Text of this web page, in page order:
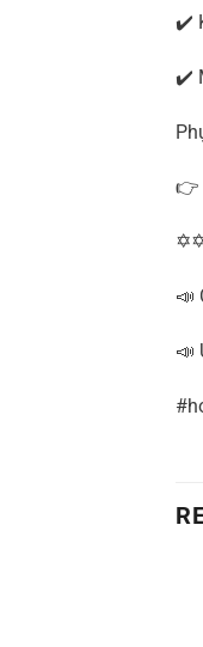
✔️
✔️
👉
📣
📣